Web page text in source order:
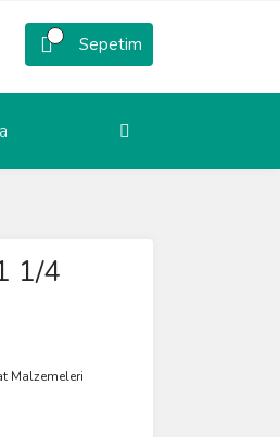
Sepetim
1/4
Malzemeleri